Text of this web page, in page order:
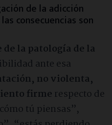
de la adicción
consecuencias son
la patología de la
ante esa
no violenta,
firme respecto de
tú piensas”,